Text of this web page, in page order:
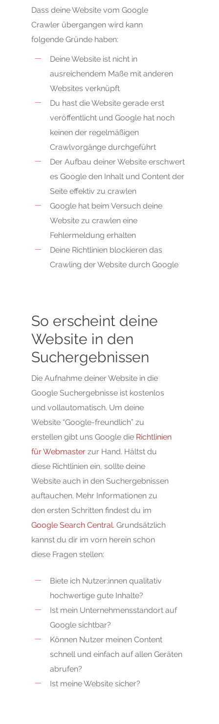
Dass deine Website vom Google
Crawler übergangen wird kann
folgende Gründe haben:
Deine Website ist nicht in
ausreichendem Maße mit anderen
Websites verknüpft
Du hast die Website gerade erst
veröffentlicht und Google hat noch
keinen der regelmäßigen
Crawlvorgänge durchgeführt
Der Aufbau deiner Website erschwert
es Google den Inhalt und Content der
Seite effektiv zu crawlen
Google hat beim Versuch deine
Website zu crawlen eine
Fehlermeldung erhalten
Deine Richtlinien blockieren das
Crawling der Website durch Google
So erscheint deine
Website in den
Suchergebnissen
Die Aufnahme deiner Website in die
Google Suchergebnisse ist kostenlos
und vollautomatisch. Um deine
Website “Google-freundlich” zu
erstellen gibt uns Google die Richtlinien
für Webmaster zur Hand. Hältst du
diese Richtlinien ein, sollte deine
Website auch in den Suchergebnissen
auftauchen. Mehr Informationen zu
den ersten Schritten findest du im
Google Search Central. Grundsätzlich
kannst du dir im vorn herein schon
diese Fragen stellen:
Biete ich Nutzer:innen qualitativ
hochwertige gute Inhalte?
Ist mein Unternehmensstandort auf
Google sichtbar?
Können Nutzer meinen Content
schnell und einfach auf allen Geräten
abrufen?
Ist meine Website sicher?
Start